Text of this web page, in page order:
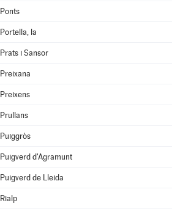
Ponts
Portella, la
Prats i Sansor
Preixana
Preixens
Prullans
Puiggròs
Puigverd d'Agramunt
Puigverd de Lleida
Rialp